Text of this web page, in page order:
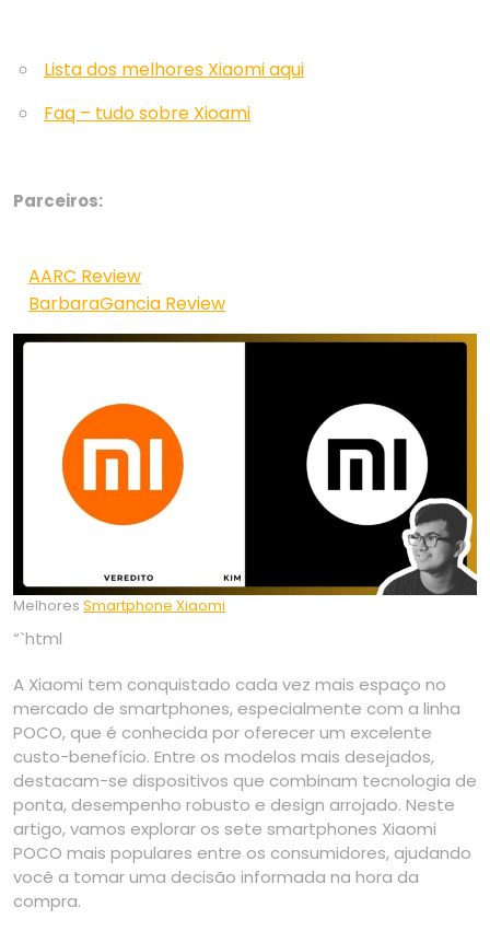
Lista dos melhores Xiaomi aqui
Faq – tudo sobre Xioami
Parceiros:
AARC Review
BarbaraGancia Review
Melhores Smartphone Xiaomi
“`html
A Xiaomi tem conquistado cada vez mais espaço no
mercado de smartphones, especialmente com a linha
POCO, que é conhecida por oferecer um excelente
custo-benefício. Entre os modelos mais desejados,
destacam-se dispositivos que combinam tecnologia de
ponta, desempenho robusto e design arrojado. Neste
artigo, vamos explorar os sete smartphones Xiaomi
POCO mais populares entre os consumidores, ajudando
você a tomar uma decisão informada na hora da
compra.